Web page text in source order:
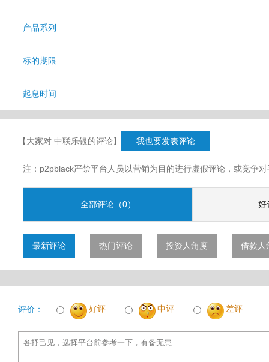
产品系列
标的期限
起息时间
【大家对 中联乐银的评论】 我也要发表评论
注：p2pblack严禁平台人员以营销为目的进行虚假评论，或竞争
全部评论（0） 好
最新评论 热门评论 投资人角度 借款人
评价： 好评 中评 差评